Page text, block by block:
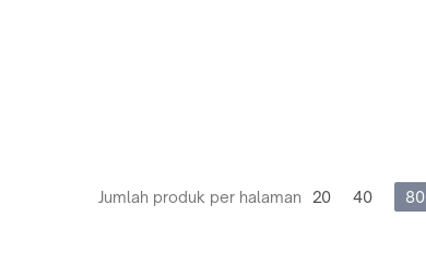
Jumlah produk per halaman 20 40 80